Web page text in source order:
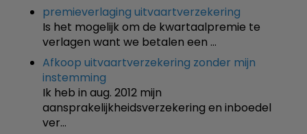
premieverlaging uitvaartverzekering
Is het mogelijk om de kwartaalpremie te
verlagen want we betalen een …
Afkoop uitvaartverzekering zonder mijn
instemming
Ik heb in aug. 2012 mijn
aansprakelijkheidsverzekering en inboedel
ver…